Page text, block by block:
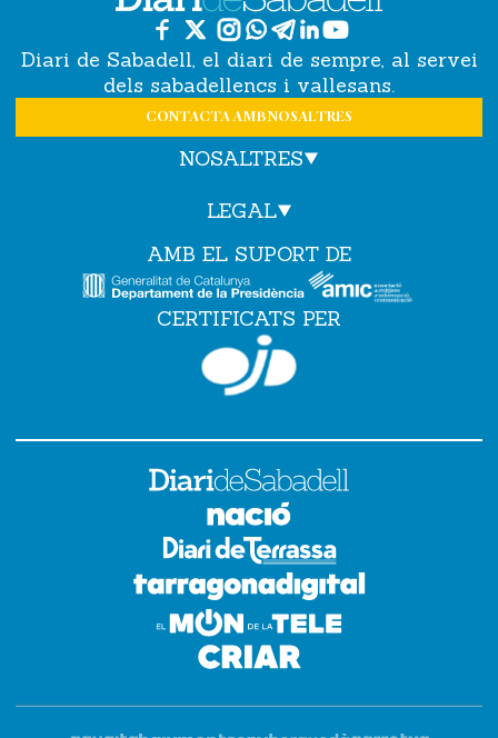
Diari de Sabadell, el diari de sempre, al servei
dels sabadellencs i vallesans.
CONTACTA AMB NOSALTRES
NOSALTRES
LEGAL
AMB EL SUPORT DE
CERTIFICATS PER